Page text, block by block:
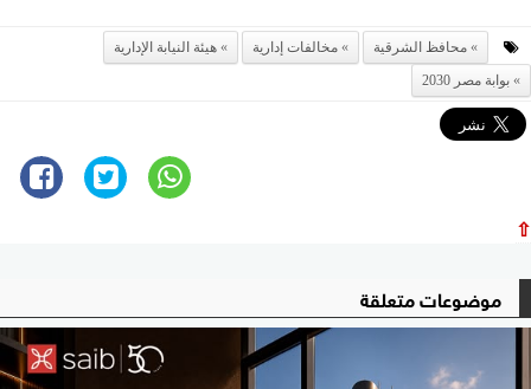
محافظ الشرقية مخالفات إدارية
هيئة النيابة الإدارية
بوابة مصر 2030
⇧
موضوعات متعلقة